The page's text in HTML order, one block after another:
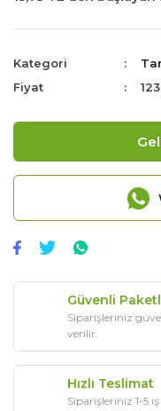
Kategori
Fiyat
Güvenli
Siparişleriniz
verilir.
Hızlı Teslimat
Siparişleriniz 1-5